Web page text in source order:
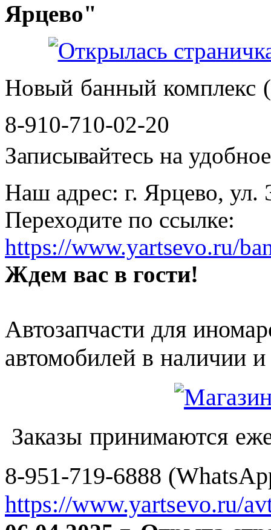
Ярцево"
Новый банный комплекс
8-910-710-02-20
Записывайтесь на
Наш адрес: г. Ярцево, ул.
Переходите по ссылке:
https://www.yartsevo.ru/
Ждем вас в гости!
Автозапчасти для
автомобилей в наличии и
Заказы принимаются
8-951-719-6888
https://www.yartsevo.ru/